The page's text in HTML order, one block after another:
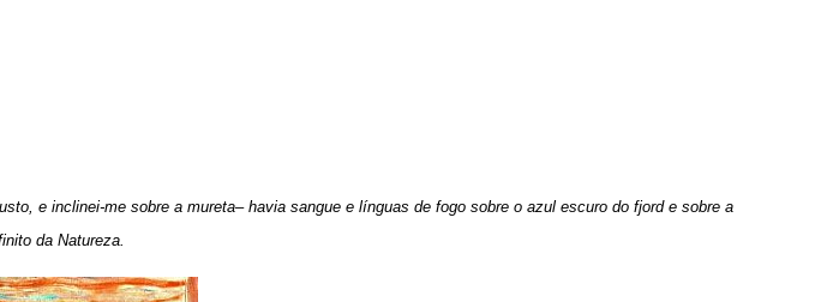
e inclinei-me sobre a mureta– havia sangue e línguas de fogo sobre o azul escuro do fjord e sobre a
da Natureza.